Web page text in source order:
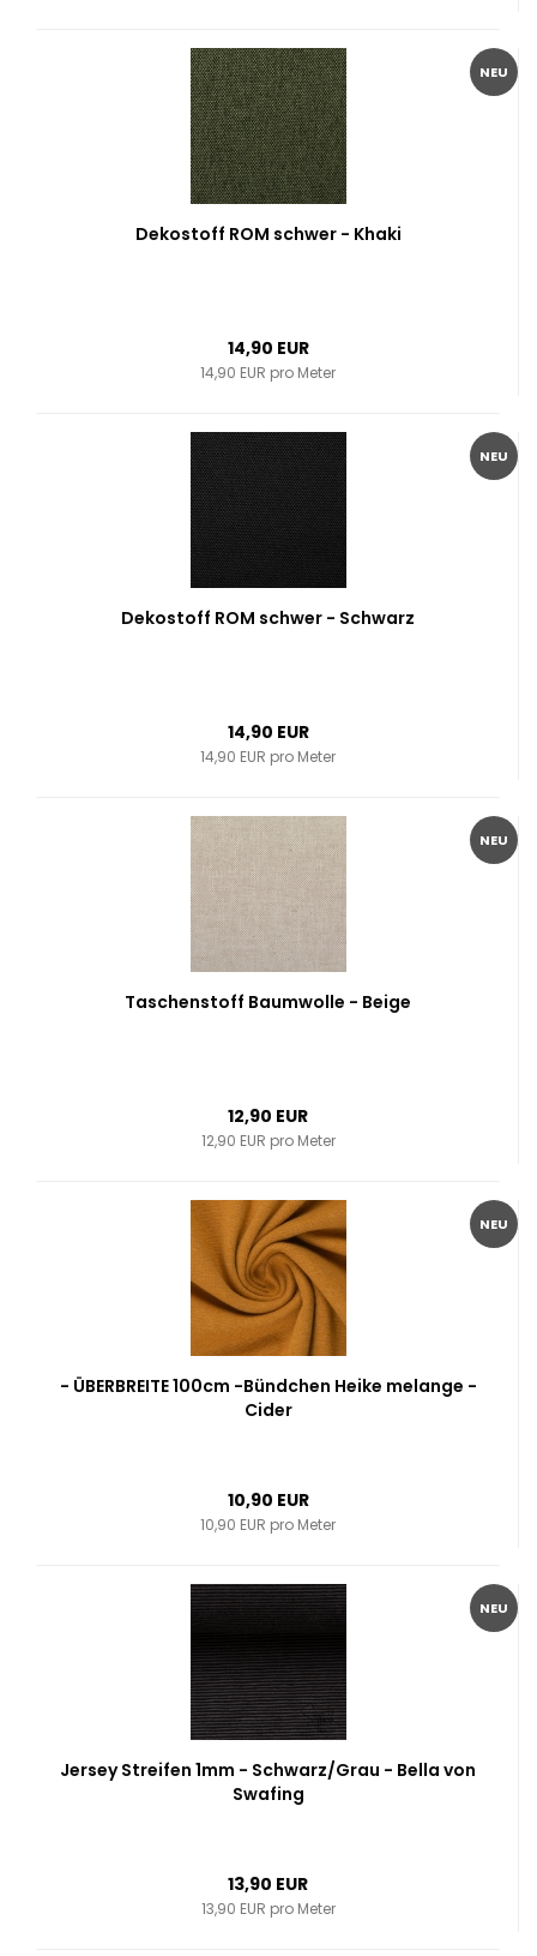
NEU
Dekostoff ROM schwer - Khaki
14,90 EUR
14,90 EUR pro Meter
NEU
Dekostoff ROM schwer - Schwarz
14,90 EUR
14,90 EUR pro Meter
NEU
Taschenstoff Baumwolle - Beige
12,90 EUR
12,90 EUR pro Meter
NEU
- ÜBERBREITE 100cm -Bündchen Heike melange -
Cider
10,90 EUR
10,90 EUR pro Meter
NEU
Jersey Streifen 1mm - Schwarz/Grau - Bella von
Swafing
13,90 EUR
13,90 EUR pro Meter